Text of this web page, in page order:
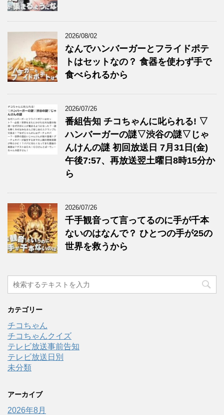
2026/08/02
なんでハンバーガーとフライドポテ
トはセットなの？ 食器を使わず手で
食べられるから
2026/07/26
番組告知 チコちゃんに叱られる! ▽
ハンバーガーの謎▽渋谷の謎▽じゃ
んけんの謎 初回放送日 7月31日(金)
午後7:57、再放送翌土曜日8時15分か
ら
2026/07/26
千手観音って言ってるのに手が千本
ないのはなんで？ ひとつの手が25の
世界を救うから
カテゴリー
チコちゃん
チコちゃんクイズ
テレビ放送事前告知
テレビ放送日別
未分類
アーカイブ
2026年8月